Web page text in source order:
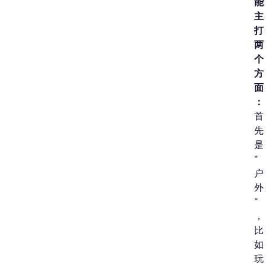
主
打
两
个
方
面
：
首
先
是
“
户
外
”
，
比
如
玩